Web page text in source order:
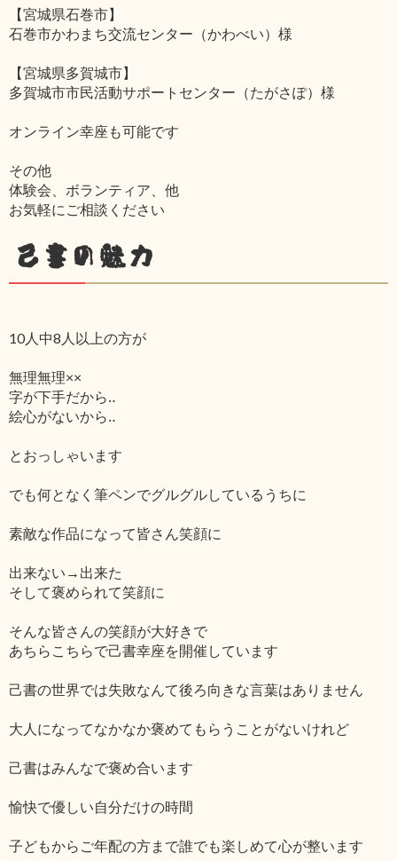
【宮城県石巻市】
石巻市かわまち交流センター（かわべい）様
【宮城県多賀城市】
多賀城市市民活動サポートセンター（たがさぽ）様
オンライン幸座も可能です
その他
体験会、ボランティア、他
お気軽にご相談ください
己書の魅力
10人中8人以上の方が
無理無理××
字が下手だから‥
絵心がないから‥
とおっしゃいます
でも何となく筆ペンでグルグルしているうちに
素敵な作品になって皆さん笑顔に
出来ない→出来た
そして褒められて笑顔に
そんな皆さんの笑顔が大好きで
あちらこちらで己書幸座を開催しています
己書の世界では失敗なんて後ろ向きな言葉はありません
大人になってなかなか褒めてもらうことがないけれど
己書はみんなで褒め合います
愉快で優しい自分だけの時間
子どもからご年配の方まで誰でも楽しめて心が整います